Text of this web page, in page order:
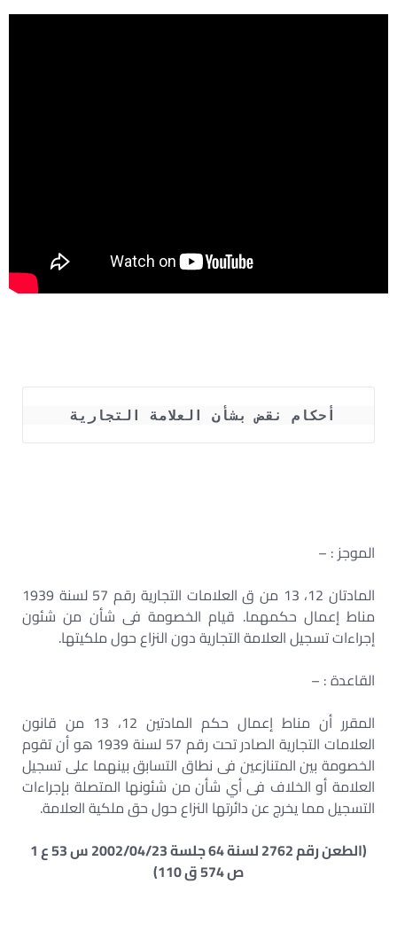
أحكام نقض بشأن العلامة التجارية
الموجز : –
المادتان 12، 13 من ق العلامات التجارية رقم 57 لسنة 1939
مناط إعمال حكمهما. قيام الخصومة فى شأن من شئون
إجراءات تسجيل العلامة التجارية دون النزاع حول ملكيتها.
القاعدة : –
المقرر أن مناط إعمال حكم المادتين 12، 13 من قانون
العلامات التجارية الصادر تحت رقم 57 لسنة 1939 هو أن تقوم
الخصومة بين المتنازعين فى نطاق التسابق بينهما على تسجيل
العلامة أو الخلاف فى أي شأن من شئونها المتصلة بإجراءات
التسجيل مما يخرج عن دائرتها النزاع حول حق ملكية العلامة.
(الطعن رقم 2762 لسنة 64 جلسة 2002/04/23 س 53 ع 1
ص 574 ق 110)